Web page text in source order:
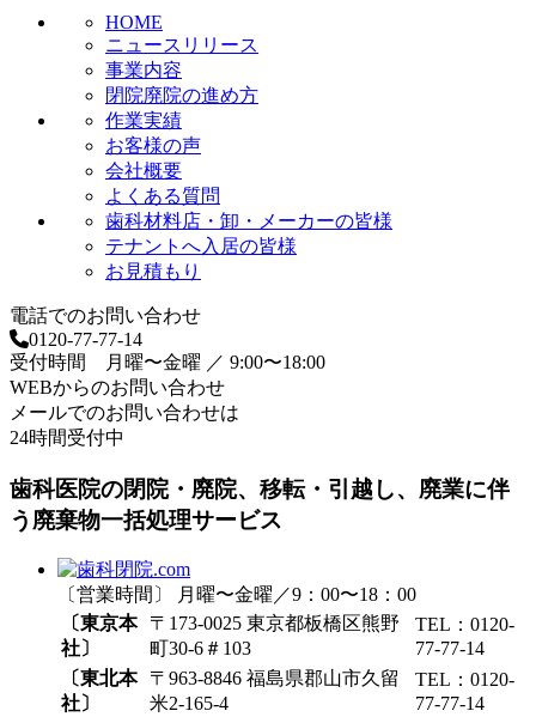
HOME
ニュースリリース
事業内容
閉院廃院の進め方
作業実績
お客様の声
会社概要
よくある質問
歯科材料店・卸・メーカーの皆様
テナントへ入居の皆様
お見積もり
電話でのお問い合わせ
0120-77-77-14
受付時間 月曜〜金曜 ／ 9:00〜18:00
WEBからのお問い合わせ
メールでのお問い合わせは
24時間受付中
歯科医院の閉院・廃院、移転・引越し、廃業に伴
う廃棄物一括処理サービス
〔営業時間〕 月曜〜金曜／9：00〜18：00
〔東京本
社〕
〒173-0025 東京都板橋区熊野
町30-6＃103
TEL：0120-
77-77-14
〔東北本
社〕
〒963-8846 福島県郡山市久留
米2-165-4
TEL：0120-
77-77-14